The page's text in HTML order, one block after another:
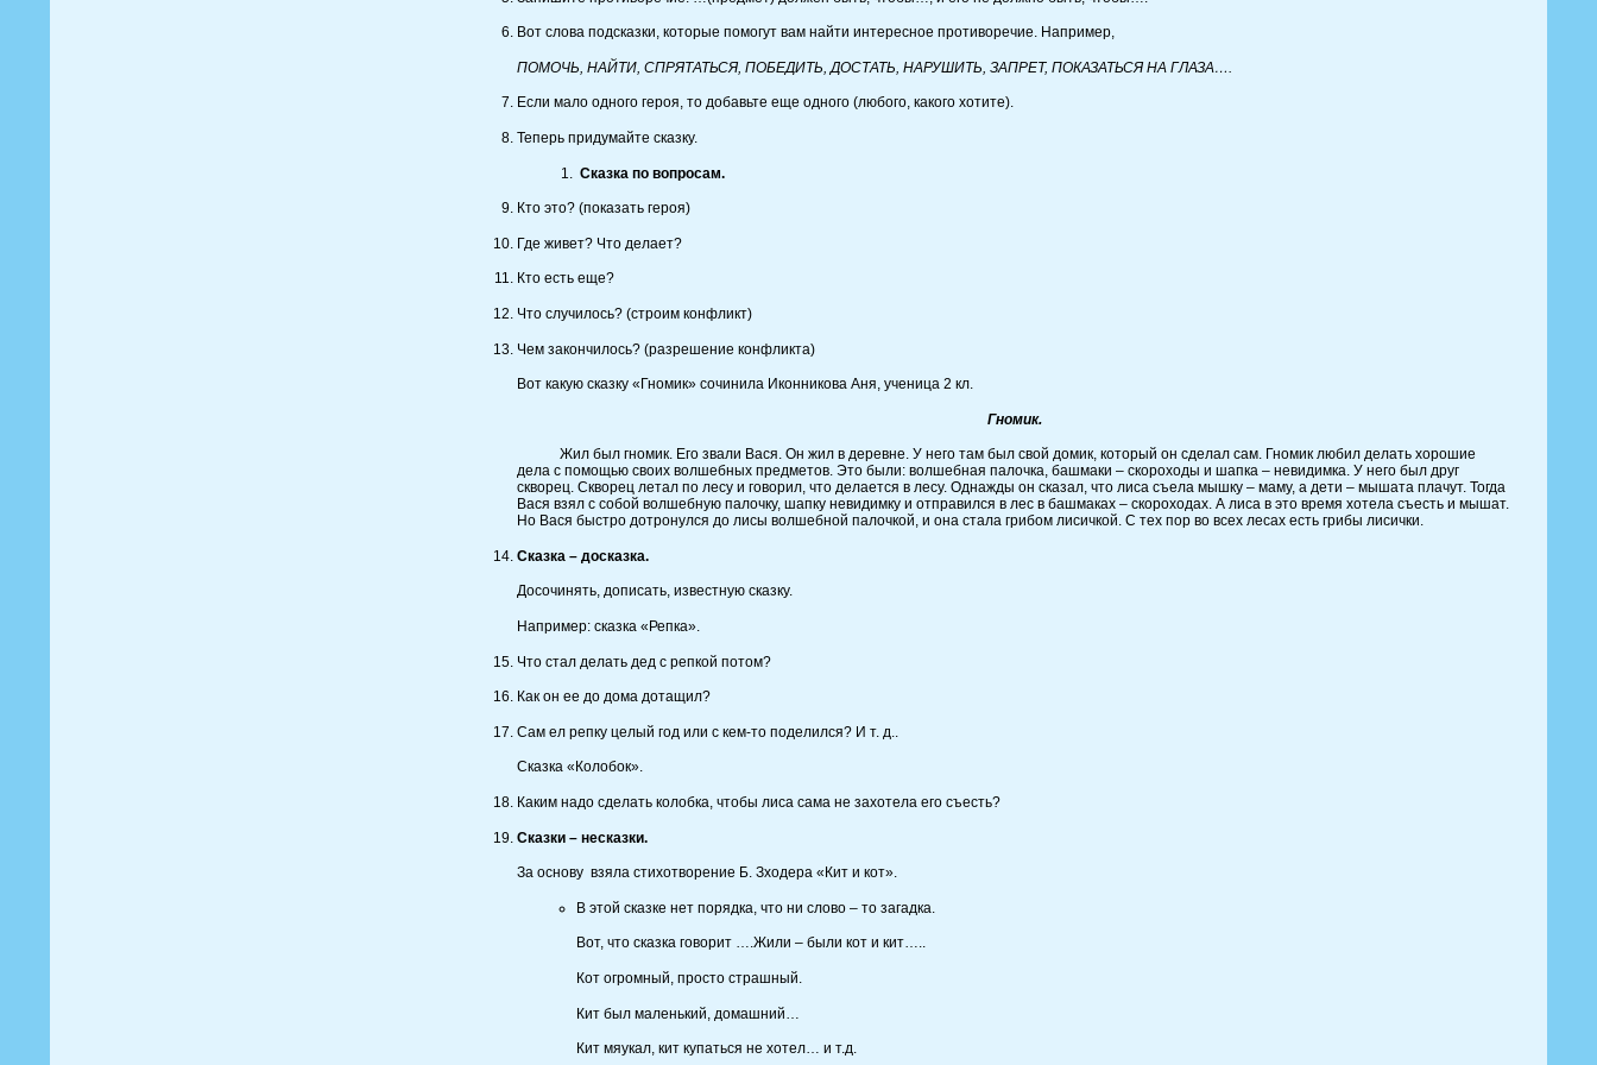
Вот слова подсказки, которые помогут вам найти интересное противоречие. Например,
ПОМОЧЬ, НАЙТИ, СПРЯТАТЬСЯ, ПОБЕДИТЬ, ДОСТАТЬ, НАРУШИТЬ, ЗАПРЕТ, ПОКАЗАТЬСЯ НА ГЛАЗА….
Если мало одного героя, то добавьте еще одного (любого, какого хотите).
Теперь придумайте сказку.
Сказка по вопросам.
Кто это? (показать героя)
Где живет? Что делает?
Кто есть еще?
Что случилось? (строим конфликт)
Чем закончилось? (разрешение конфликта)
Вот какую сказку «Гномик» сочинила Иконникова Аня, ученица 2 кл.
Гномик.
Жил был гномик. Его звали Вася. Он жил в деревне. У него там был свой домик, который он сделал сам. Гномик любил делать хорошие
дела с помощью своих волшебных предметов. Это были: волшебная палочка, башмаки – скороходы и шапка – невидимка. У него был друг
скворец. Скворец летал по лесу и говорил, что делается в лесу. Однажды он сказал, что лиса съела мышку – маму, а дети – мышата плачут. Тогда
Вася взял с собой волшебную палочку, шапку невидимку и отправился в лес в башмаках – скороходах. А лиса в это время хотела съесть и мышат.
Но Вася быстро дотронулся до лисы волшебной палочкой, и она стала грибом лисичкой. С тех пор во всех лесах есть грибы лисички.
Сказка – досказка.
Досочинять, дописать, известную сказку.
Например: сказка «Репка».
Что стал делать дед с репкой потом?
Как он ее до дома дотащил?
Сам ел репку целый год или с кем-то поделился? И т. д..
Сказка «Колобок».
Каким надо сделать колобка, чтобы лиса сама не захотела его съесть?
Сказки – несказки.
За основу взяла стихотворение Б. Зходера «Кит и кот».
В этой сказке нет порядка, что ни слово – то загадка.
Вот, что сказка говорит ….Жили – были кот и кит…..
Кот огромный, просто страшный.
Кит был маленький, домашний…
Кит мяукал, кит купаться не хотел… и т.д.